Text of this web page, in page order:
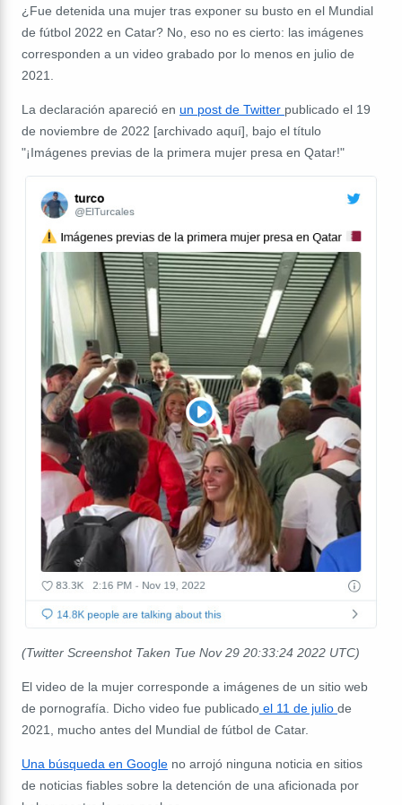
¿Fue detenida una mujer tras exponer su busto en el Mundial
de fútbol 2022 en Catar? No, eso no es cierto: las imágenes
corresponden a un video grabado por lo menos en julio de
2021.
La declaración apareció en un post de Twitter publicado el 19
de noviembre de 2022 [archivado aquí], bajo el título
"¡Imágenes previas de la primera mujer presa en Qatar!"
(Twitter Screenshot Taken Tue Nov 29 20:33:24 2022 UTC)
El video de la mujer corresponde a imágenes de un sitio web
de pornografía. Dicho video fue publicado el 11 de julio de
2021, mucho antes del Mundial de fútbol de Catar.
Una búsqueda en Google no arrojó ninguna noticia en sitios
de noticias fiables sobre la detención de una aficionada por